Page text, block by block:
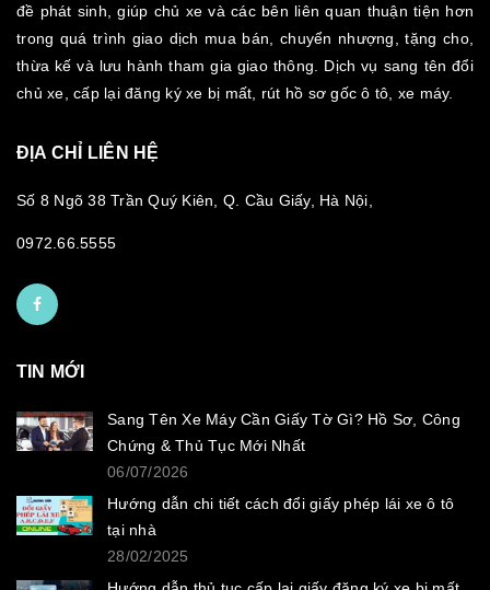
đề phát sinh, giúp chủ xe và các bên liên quan thuận tiện hơn
trong quá trình giao dịch mua bán, chuyển nhượng, tặng cho,
thừa kế và lưu hành tham gia giao thông. Dịch vụ sang tên đổi
chủ xe, cấp lại đăng ký xe bị mất, rút hồ sơ gốc ô tô, xe máy.
ĐỊA CHỈ LIÊN HỆ
Số 8 Ngõ 38 Trần Quý Kiên, Q. Cầu Giấy, Hà Nội,
0972.66.5555
TIN MỚI
Sang Tên Xe Máy Cần Giấy Tờ Gì? Hồ Sơ, Công
Chứng & Thủ Tục Mới Nhất
06/07/2026
Hướng dẫn chi tiết cách đổi giấy phép lái xe ô tô
tại nhà
28/02/2025